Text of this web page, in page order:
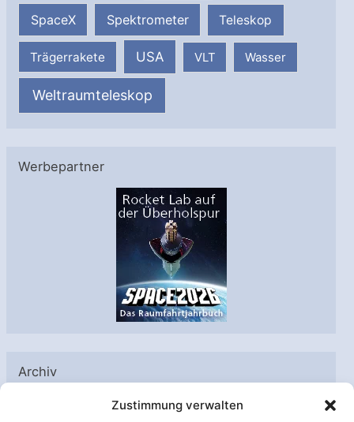
Zustimmung verwalten
SpaceX Spektrometer Teleskop
Trägerrakete USA VLT Wasser
Weltraumteleskop
Werbepartner
Archiv